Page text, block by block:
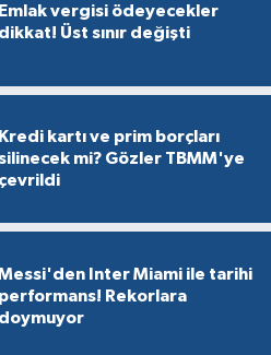
Emlak vergisi ödeyecekler
dikkat! Üst sınır değişti
Kredi kartı ve prim borçları
mi? Gözler TBMM'ye
çevrildi
Inter Miami ile tarihi
performans! Rekorlara
doymuyor